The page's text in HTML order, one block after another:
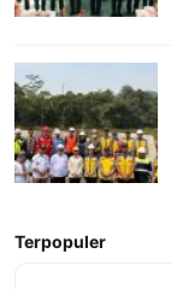
Terpopuler